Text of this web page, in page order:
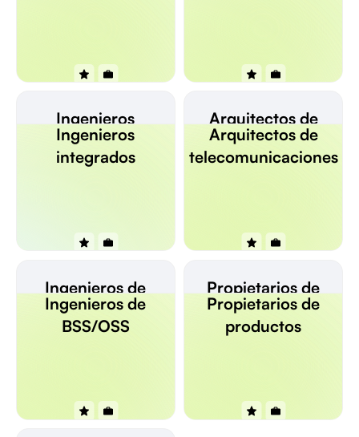
Ingenieros
integrados
Ingenieros
integrados
Arquitectos de
telecomunicaciones
Arquitectos de
telecomunicaciones
Ingenieros de
BSS/OSS
Ingenieros de
BSS/OSS
Propietarios de
productos
Propietarios de
productos